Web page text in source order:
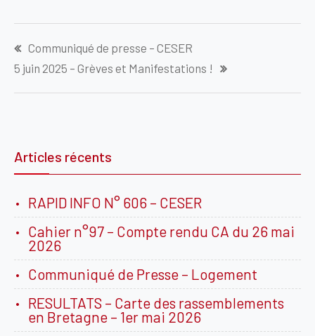
Communiqué de presse – CESER
5 juin 2025 – Grèves et Manifestations !
Articles récents
RAPID INFO N° 606 – CESER
Cahier n°97 – Compte rendu CA du 26 mai
2026
Communiqué de Presse – Logement
RESULTATS – Carte des rassemblements
en Bretagne – 1er mai 2026